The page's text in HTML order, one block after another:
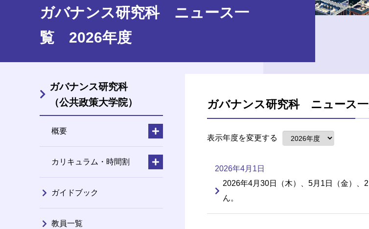
ガバナンス研究科 ニュース一
覧 2026年度
ガバナンス研究科 ニュース
表示年度を変更する
2026年4月1日
2026年4月30日（木）、5月1日（金）、
ん。
ガバナンス研究科
（公共政策大学院）
概要
カリキュラム・時間割
ガイドブック
教員一覧